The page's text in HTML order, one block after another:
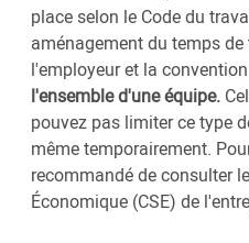
place selon le Code du
aménagement du temps
l'employeur et la
l'ensemble d'une équipe.
pouvez pas limiter ce type
même temporairement.
recommandé de consulter
Économique (CSE) de